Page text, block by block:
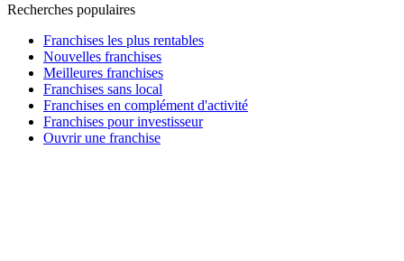
Recherches populaires
Franchises les plus rentables
Nouvelles franchises
Meilleures franchises
Franchises sans local
Franchises en complément d'activité
Franchises pour investisseur
Ouvrir une franchise